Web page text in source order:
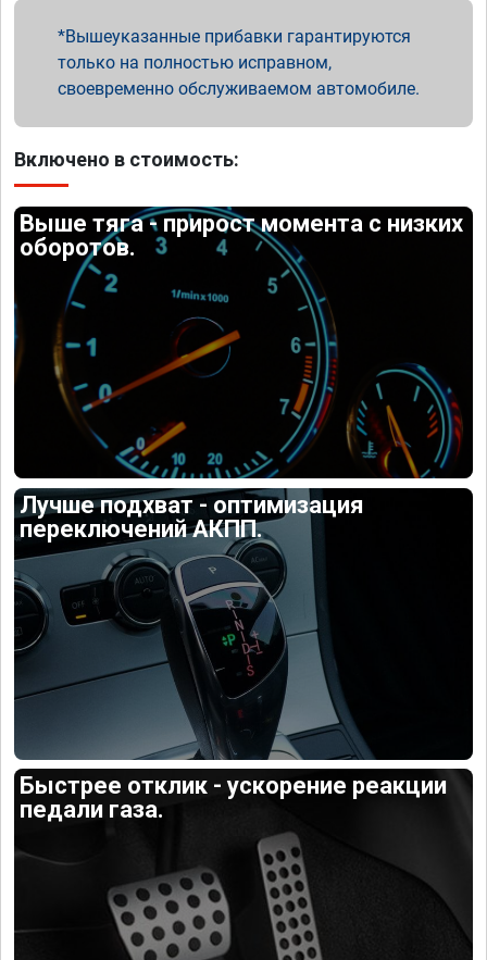
Вышеуказанные прибавки гарантируются
только на полностью исправном,
своевременно обслуживаемом автомобиле.
Включено в стоимость:
Выше тяга - прирост момента с низких
оборотов.
Лучше подхват - оптимизация
переключений АКПП.
Быстрее отклик - ускорение реакции
педали газа.